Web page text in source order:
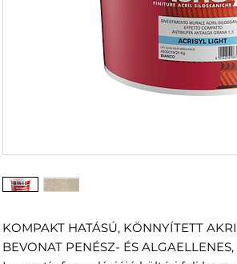
KOMPAKT HATÁSÚ, KÖNNYÍTETT
BEVONAT PENÉSZ- ÉS ALGAELLENES,